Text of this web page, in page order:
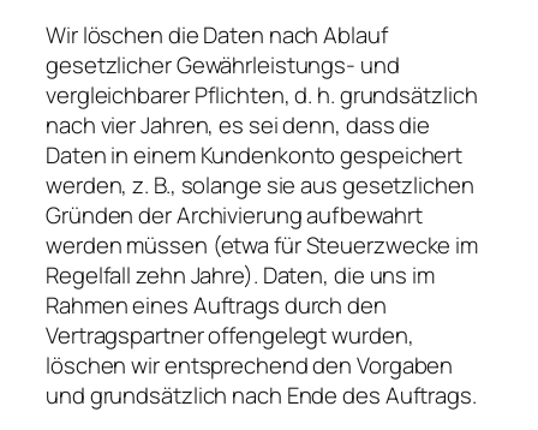
Wir löschen die Daten nach Ablauf
gesetzlicher Gewährleistungs- und
vergleichbarer Pflichten, d. h. grundsätzlich
nach vier Jahren, es sei denn, dass die
Daten in einem Kundenkonto gespeichert
werden, z. B., solange sie aus gesetzlichen
Gründen der Archivierung aufbewahrt
werden müssen (etwa für Steuerzwecke im
Regelfall zehn Jahre). Daten, die uns im
Rahmen eines Auftrags durch den
Vertragspartner offengelegt wurden,
löschen wir entsprechend den Vorgaben
und grundsätzlich nach Ende des Auftrags.